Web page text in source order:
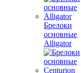
Брелоки
основные
Alligator